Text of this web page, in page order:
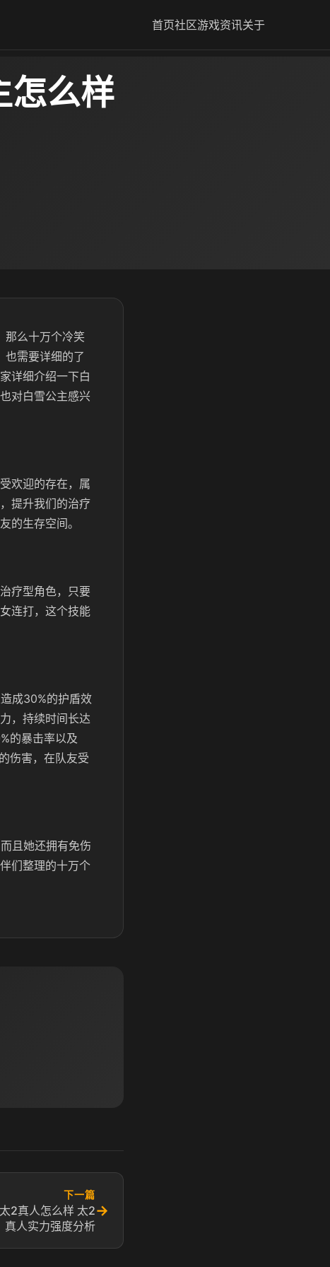
首页社区游戏资讯关于
怎么样
那么十万个冷笑
需要详细的了
详细介绍一下白
对白雪公主感兴
欢迎的存在，属
提升我们的治疗
的生存空间。
疗型角色，只要
连打，这个技能
成30%的护盾效
，持续时间长达
的暴击率以及
伤害，在队友受
且她还拥有免伤
们整理的十万个
下一篇
2真人怎么样 太2
真人实力强度分析
→